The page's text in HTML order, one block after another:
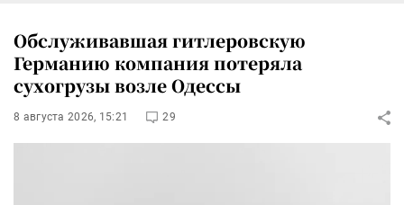
Обслуживавшая гитлеровскую
Германию компания потеряла
сухогрузы возле Одессы
8 августа 2026, 15:21 29